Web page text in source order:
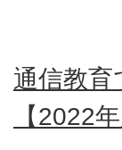
通信教育
【2022年